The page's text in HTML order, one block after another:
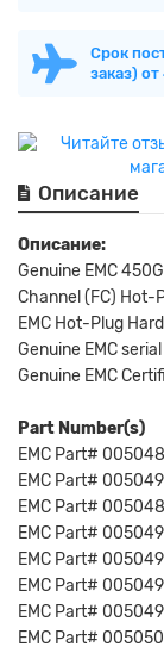
Срок
заказ)
Описание
Описание:
Genuine EMC
Channel (FC) Hot-
EMC Hot-Plug
Genuine EMC
Genuine EMC
Part Number(s)
EMC Part#
EMC Part#
EMC Part#
EMC Part#
EMC Part#
EMC Part#
EMC Part#
EMC Part#